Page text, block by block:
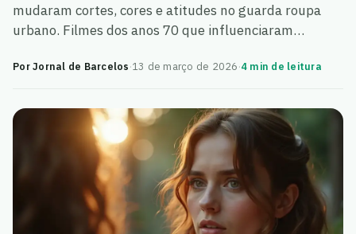
mudaram cortes, cores e atitudes no guarda roupa
urbano. Filmes dos anos 70 que influenciaram…
Por Jornal de Barcelos·13 de março de 2026·4 min de leitura